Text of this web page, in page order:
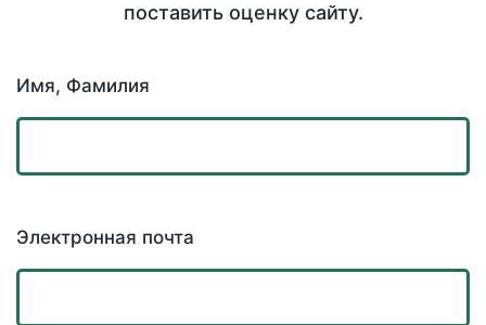
поставить оценку сайту.
Имя, Фамилия
Электронная почта